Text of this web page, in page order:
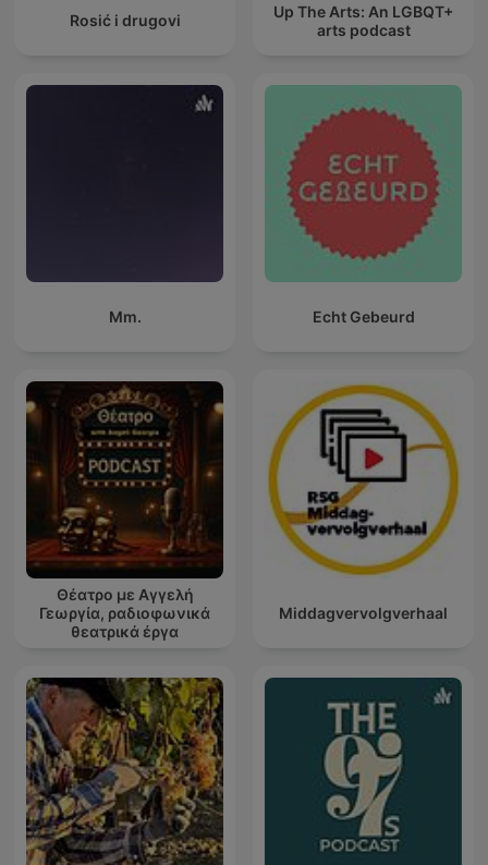
Rosić i drugovi
Up The Arts: An LGBQT+
arts podcast
Mm. Echt Gebeurd
Θέατρο με Αγγελή
Γεωργία, ραδιοφωνικά
θεατρικά έργα
Middagvervolgverhaal